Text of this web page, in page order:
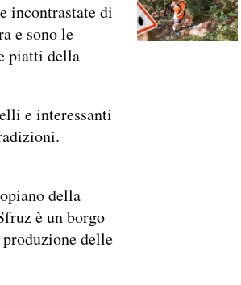
incontrastate di
e sono le
piatti della
e interessanti
della
è un borgo
delle